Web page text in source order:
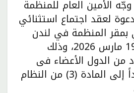
وجّه الأمين العام للمنظمة
لعقد اجتماع استثنائي
بمقر المنظمة في لندن
خلال يومي 18 و19 مارس 2026، وذلك
من الدول الأعضاء فى
المجلس ، واستناداً إلى المادة (3) من النظام